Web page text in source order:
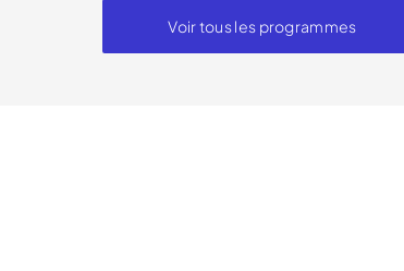
Voir tous les programmes